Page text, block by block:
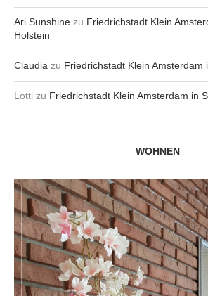
Ari Sunshine zu Friedrichstadt Klein
Holstein
Claudia zu Friedrichstadt Klein Amsterdam
Lotti zu Friedrichstadt Klein Amsterdam in
WOHNEN